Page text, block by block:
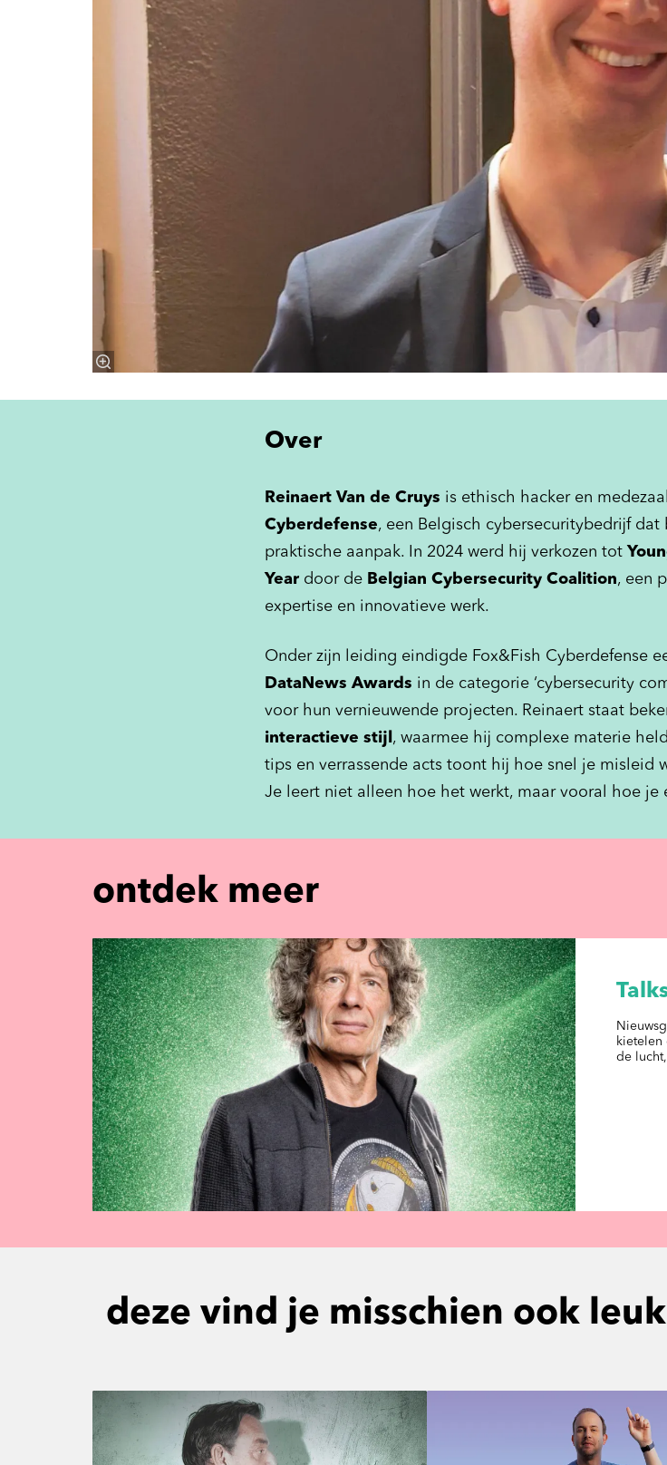
Over
Reinaert Van de Cruys is ethisch hacker en
Cyberdefense, een Belgisch cybersecuritybedrijf
praktische aanpak. In 2024 werd hij verkozen tot
Year door de Belgian Cybersecurity Coalition, een
expertise en innovatieve werk.
Onder zijn leiding eindigde Fox&Fish Cyberdefense
DataNews Awards in de categorie ‘cybersecurity
voor hun vernieuwende projecten. Reinaert staat
interactieve stijl , waarmee hij complexe materie
tips en verrassende acts toont hij hoe snel je misleid
Je leert niet alleen hoe het werkt, maar vooral hoe je
ontdek meer
kietelen
de
deze vind je misschien ook leuk